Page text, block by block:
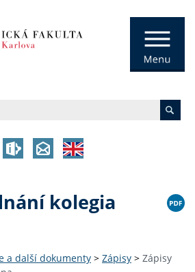
kolegia
a další dokumenty > Zápisy > Zápisy